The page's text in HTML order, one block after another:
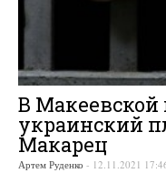
В Макеевской
украинский
Макарец
Артем Руденко - 12.11.2021